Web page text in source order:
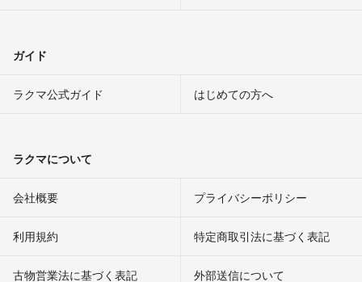
ガイド
ラクマ公式ガイド はじめての方へ
ラクマについて
会社概要 プライバシーポリシー
利用規約 特定商取引法に基づく表記
古物営業法に基づく表記 外部送信について